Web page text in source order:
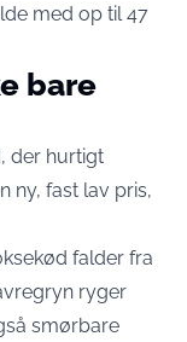
med op til 47
bare
der hurtigt
ny, fast lav pris,
falder fra
ryger
smørbare